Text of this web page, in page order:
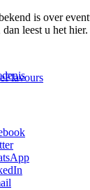
is over
leest u het hier.
eFlavours